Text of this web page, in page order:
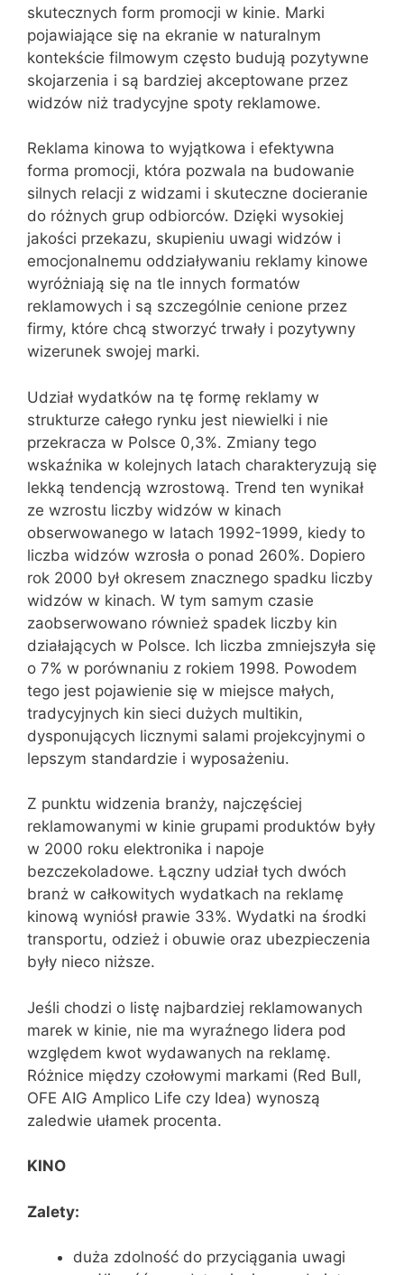
skutecznych form promocji w kinie. Marki
pojawiające się na ekranie w naturalnym
kontekście filmowym często budują pozytywne
skojarzenia i są bardziej akceptowane przez
widzów niż tradycyjne spoty reklamowe.
Reklama kinowa to wyjątkowa i efektywna
forma promocji, która pozwala na budowanie
silnych relacji z widzami i skuteczne docieranie
do różnych grup odbiorców. Dzięki wysokiej
jakości przekazu, skupieniu uwagi widzów i
emocjonalnemu oddziaływaniu reklamy kinowe
wyróżniają się na tle innych formatów
reklamowych i są szczególnie cenione przez
firmy, które chcą stworzyć trwały i pozytywny
wizerunek swojej marki.
Udział wydatków na tę formę reklamy w
strukturze całego rynku jest niewielki i nie
przekracza w Polsce 0,3%. Zmiany tego
wskaźnika w kolejnych latach charakteryzują się
lekką tendencją wzrostową. Trend ten wynikał
ze wzrostu liczby widzów w kinach
obserwowanego w latach 1992-1999, kiedy to
liczba widzów wzrosła o ponad 260%. Dopiero
rok 2000 był okresem znacznego spadku liczby
widzów w kinach. W tym samym czasie
zaobserwowano również spadek liczby kin
działających w Polsce. Ich liczba zmniejszyła się
o 7% w porównaniu z rokiem 1998. Powodem
tego jest pojawienie się w miejsce małych,
tradycyjnych kin sieci dużych multikin,
dysponujących licznymi salami projekcyjnymi o
lepszym standardzie i wyposażeniu.
Z punktu widzenia branży, najczęściej
reklamowanymi w kinie grupami produktów były
w 2000 roku elektronika i napoje
bezczekoladowe. Łączny udział tych dwóch
branż w całkowitych wydatkach na reklamę
kinową wyniósł prawie 33%. Wydatki na środki
transportu, odzież i obuwie oraz ubezpieczenia
były nieco niższe.
Jeśli chodzi o listę najbardziej reklamowanych
marek w kinie, nie ma wyraźnego lidera pod
względem kwot wydawanych na reklamę.
Różnice między czołowymi markami (Red Bull,
OFE AIG Amplico Life czy Idea) wynoszą
zaledwie ułamek procenta.
KINO
Zalety:
duża zdolność do przyciągania uwagi